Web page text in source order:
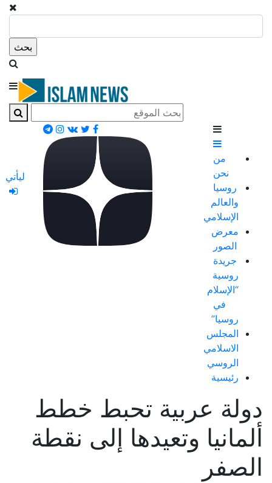
من
نحن
روسيا
والعالم
الإسلامي
معرض
الصور
جريدة
روسية
“الإسلام
في
روسيا”
المجلس
الاسلامي
الروسي
رئيسية
ليأتي
دولة عربية تحبط خطط
ألمانيا وتعيدها إلى نقطة
الصفر